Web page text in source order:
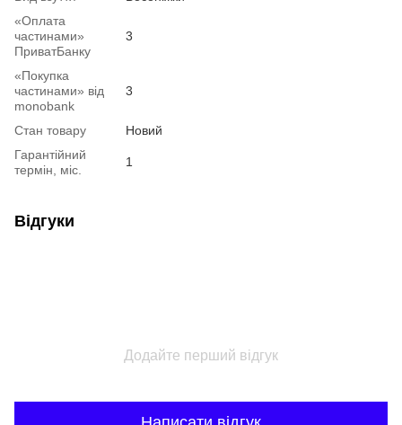
«Оплата
частинами»
ПриватБанку
3
«Покупка
частинами» від
monobank
3
Стан товару
Новий
Гарантійний
термін, міс.
1
Відгуки
Додайте перший відгук